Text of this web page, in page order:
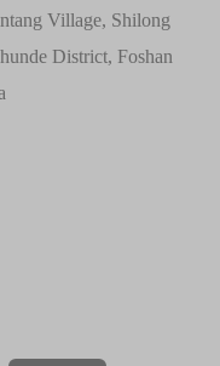
Village, Shilong
District, Foshan